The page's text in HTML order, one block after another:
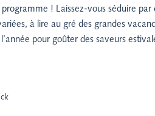
! Laissez-vous séduire par
à lire au gré des grandes
pour goûter des saveurs